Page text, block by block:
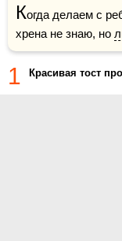
Когда делаем с
хрена не знаю, но
1 Красивая тост